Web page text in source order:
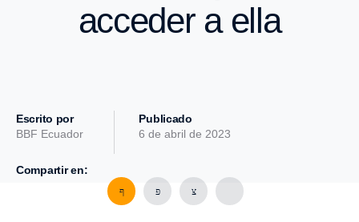
acceder a ella
Escrito por
BBF Ecuador
Publicado
6 de abril de 2023
Compartir en: